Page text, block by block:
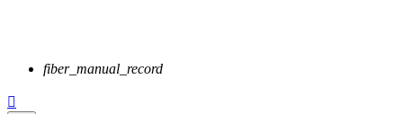
fiber_manual_record
